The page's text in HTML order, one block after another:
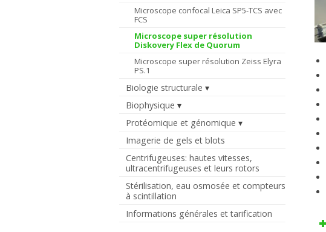
Microscope confocal Leica SP5-TCS avec
FCS
Microscope super résolution
Diskovery Flex de Quorum
Microscope super résolution Zeiss Elyra
PS.1
Biologie structurale
Biophysique
Protéomique et génomique
Imagerie de gels et blots
Centrifugeuses: hautes vitesses,
ultracentrifugeuses et leurs rotors
Stérilisation, eau osmosée et compteurs
à scintillation
Informations générales et tarification